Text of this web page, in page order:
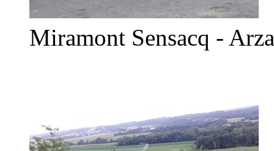
Miramont Sensacq -